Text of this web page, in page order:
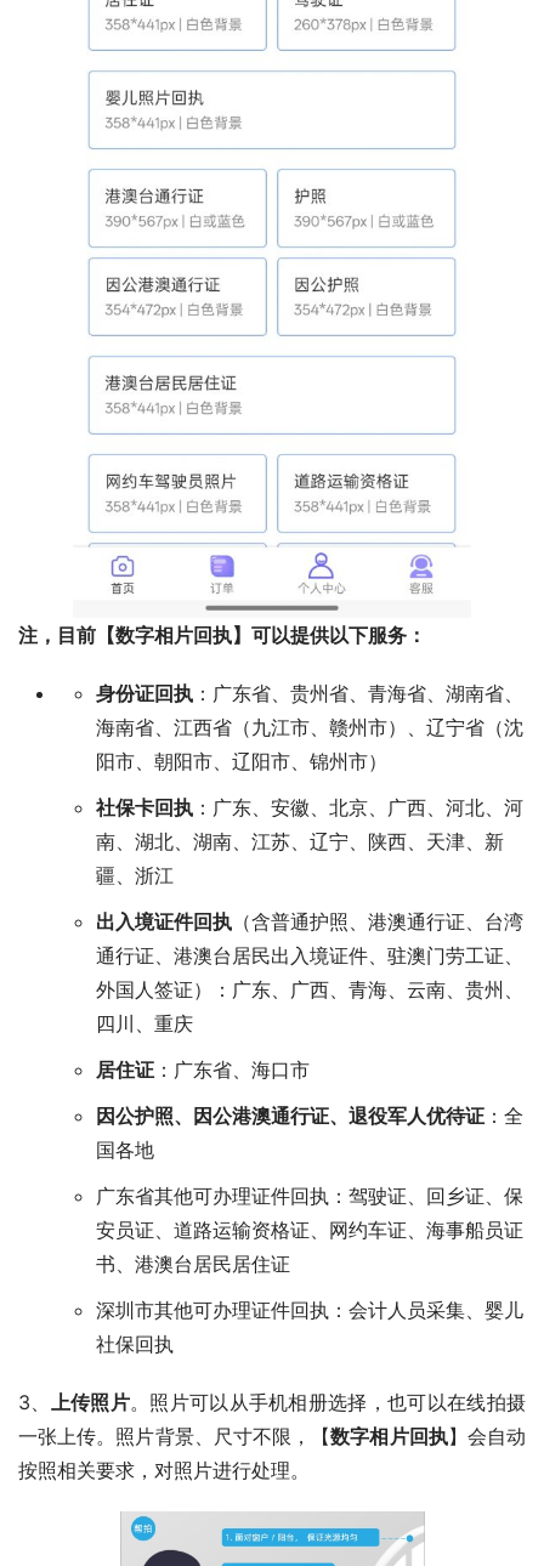
注，目前【数字相片回执】可以提供以下服务：
身份证回执 ：广东省、贵州省、青海省、湖南省、
海南省、江西省（九江市、赣州市）、辽宁省（沈
阳市、朝阳市、辽阳市、锦州市）
社保卡回执 ：广东、安徽、北京、广西、河北、河
南、湖北、湖南、江苏、辽宁、陕西、天津、新
疆、浙江
出入境证件回执 （含普通护照、港澳通行证、台湾
通行证、港澳台居民出入境证件、驻澳门劳工证、
外国人签证）：广东、广西、青海、云南、贵州、
四川、重庆
居住证 ：广东省、海口市
因公护照、因公港澳通行证、退役军人优待证 ：全
国各地
广东省其他可办理证件回执：驾驶证、回乡证、保
安员证、道路运输资格证、网约车证、海事船员证
书、港澳台居民居住证
深圳市其他可办理证件回执：会计人员采集、婴儿
社保回执
3、 上传照片。照片可以从手机相册选择，也可以在线拍摄
一张上传。照片背景、尺寸不限，【数字相片回执】会自动
按照相关要求，对照片进行处理。